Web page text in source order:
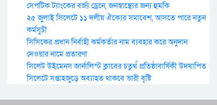
সেপটিক ট্যাংকের বর্জ্য ড্রেনে, জনস্বাস্থ্যের জন্য হুমকি
২৫ জুলাই সিলেটে ১১ দলীয় ঐক্যের সমাবেশ, আসতে পারে নতুন
কর্মসুচী
সিসিকের প্রধান নির্বাহী কর্মকর্তার নাম ব্যবহার করে অনুদান
দেওয়ার নামে প্রতারণা
সিলেট উইমেনস জার্নালিস্ট ক্লাবের চতুর্থ প্রতিষ্ঠাবার্ষিকী উদযাপিত
সিলেটে সপ্তাহজুড়ে অব্যাহত থাকবে ভারী বৃষ্টি